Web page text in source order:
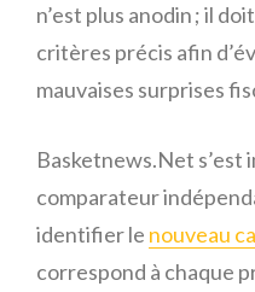
n’est plus anodin ; il
critères précis afin
mauvaises surprises
Basketnews.Net s’est
comparateur
identifier le nouveau
correspond à chaque